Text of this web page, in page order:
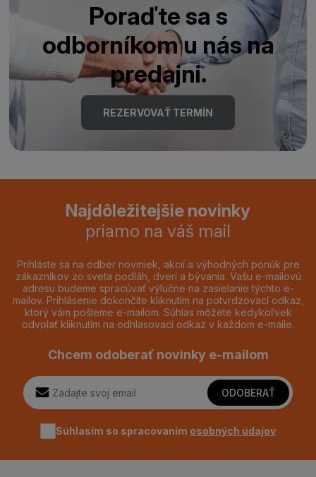
Poraďte sa s
odborníkom u nás na
predajni.
REZERVOVAŤ TERMÍN
Najdôležitejšie novinky
priamo na váš mail
Prihláste sa na odber noviniek, akcií a výhodných ponúk pre
zákazníkov zo sveta podláh, dverí a bývania. Vašu e-mailovú
adresu budeme spracúvať výlučne na zasielanie týchto e-
mailov. Prihlásenie dokončíte kliknutím na potvrdzovací odkaz,
ktorý vám pošleme e-mailom. Súhlas môžete kedykoľvek
odvolať kliknutím na odhlasovací odkaz v každom e-maile.
Chcem odoberať novinky e-mailom
ODOBERAŤ
Súhlasím so spracovaním osobných údajov